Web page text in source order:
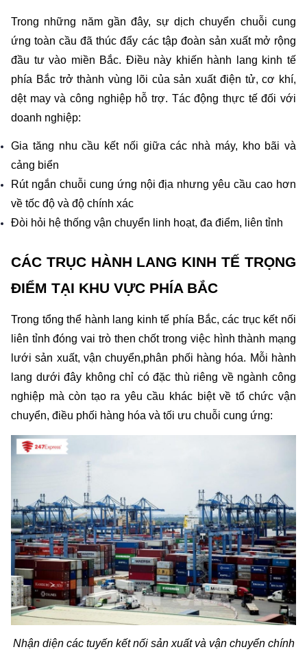
Trong những năm gần đây, sự dịch chuyển chuỗi cung
ứng toàn cầu đã thúc đẩy các tập đoàn sản xuất mở rộng
đầu tư vào miền Bắc. Điều này khiến hành lang kinh tế
phía Bắc trở thành vùng lõi của sản xuất điện tử, cơ khí,
dệt may và công nghiệp hỗ trợ. Tác động thực tế đối với
doanh nghiệp:
Gia tăng nhu cầu kết nối giữa các nhà máy, kho bãi và
cảng biển
Rút ngắn chuỗi cung ứng nội địa nhưng yêu cầu cao hơn
về tốc độ và độ chính xác
Đòi hỏi hệ thống vận chuyển linh hoạt, đa điểm, liên tỉnh
CÁC TRỤC HÀNH LANG KINH TẾ TRỌNG
ĐIỂM TẠI KHU VỰC PHÍA BẮC
Trong tổng thể hành lang kinh tế phía Bắc, các trục kết nối
liên tỉnh đóng vai trò then chốt trong việc hình thành mạng
lưới sản xuất, vận chuyển,phân phối hàng hóa. Mỗi hành
lang dưới đây không chỉ có đặc thù riêng về ngành công
nghiệp mà còn tạo ra yêu cầu khác biệt về tổ chức vận
chuyển, điều phối hàng hóa và tối ưu chuỗi cung ứng:
Nhận diện các tuyến kết nối sản xuất và vận chuyển chính